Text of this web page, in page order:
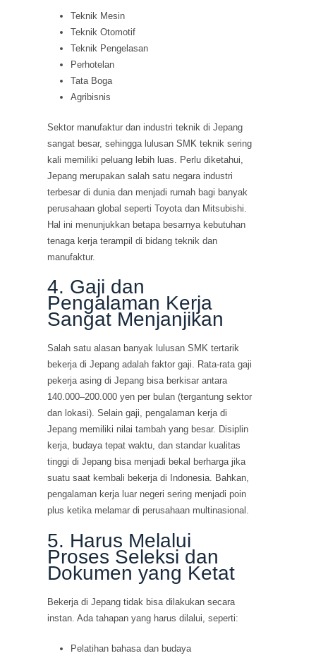
Teknik Mesin
Teknik Otomotif
Teknik Pengelasan
Perhotelan
Tata Boga
Agribisnis
Sektor manufaktur dan industri teknik di Jepang
sangat besar, sehingga lulusan SMK teknik sering
kali memiliki peluang lebih luas. Perlu diketahui,
Jepang merupakan salah satu negara industri
terbesar di dunia dan menjadi rumah bagi banyak
perusahaan global seperti Toyota dan Mitsubishi.
Hal ini menunjukkan betapa besarnya kebutuhan
tenaga kerja terampil di bidang teknik dan
manufaktur.
4. Gaji dan
Pengalaman Kerja
Sangat Menjanjikan
Salah satu alasan banyak lulusan SMK tertarik
bekerja di Jepang adalah faktor gaji. Rata-rata gaji
pekerja asing di Jepang bisa berkisar antara
140.000–200.000 yen per bulan (tergantung sektor
dan lokasi). Selain gaji, pengalaman kerja di
Jepang memiliki nilai tambah yang besar. Disiplin
kerja, budaya tepat waktu, dan standar kualitas
tinggi di Jepang bisa menjadi bekal berharga jika
suatu saat kembali bekerja di Indonesia. Bahkan,
pengalaman kerja luar negeri sering menjadi poin
plus ketika melamar di perusahaan multinasional.
5. Harus Melalui
Proses Seleksi dan
Dokumen yang Ketat
Bekerja di Jepang tidak bisa dilakukan secara
instan. Ada tahapan yang harus dilalui, seperti:
Pelatihan bahasa dan budaya